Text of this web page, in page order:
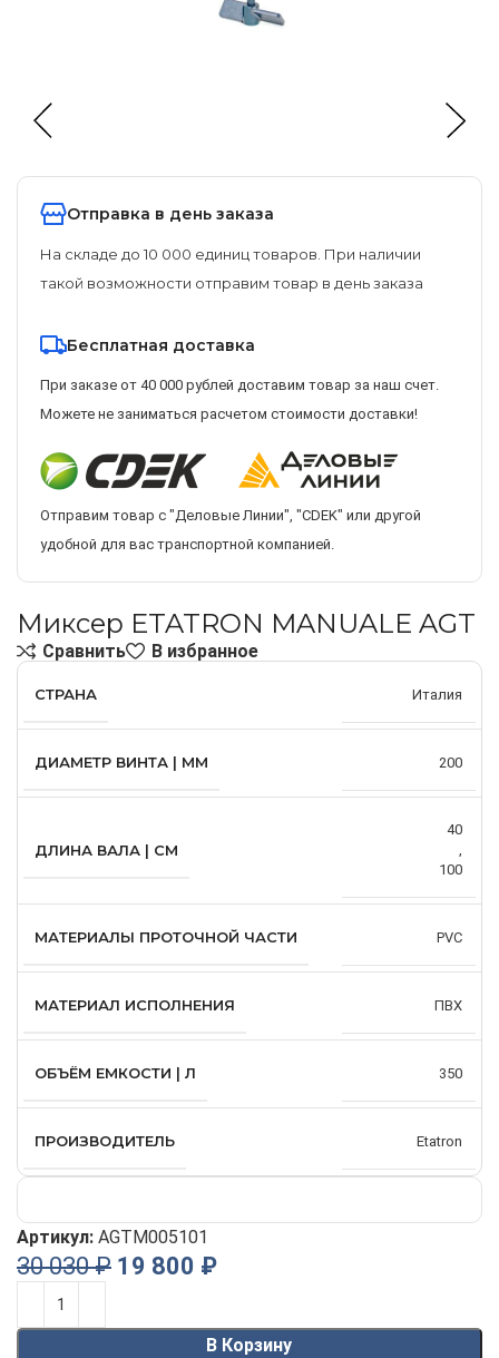
Отправка в день заказа
На складе до 10 000 единиц товаров. При наличии
такой возможности отправим товар в день заказа
Бесплатная доставка
При заказе от 40 000 рублей доставим товар за наш счет.
Можете не заниматься расчетом стоимости доставки!
Отправим товар с "Деловые Линии", "CDEK" или другой
удобной для вас транспортной компанией.
Миксер ETATRON MANUALE AGT
Сравнить В избранное
СТРАНА Италия
ДИАМЕТР ВИНТА | ММ 200
ДЛИНА ВАЛА | СМ
40
,
100
МАТЕРИАЛЫ ПРОТОЧНОЙ ЧАСТИ PVC
МАТЕРИАЛ ИСПОЛНЕНИЯ ПВХ
ОБЪЁМ ЕМКОСТИ | Л 350
ПРОИЗВОДИТЕЛЬ Etatron
Артикул: AGTM005101
30 030₽ 19 800 ₽
В Корзину
Alternative: